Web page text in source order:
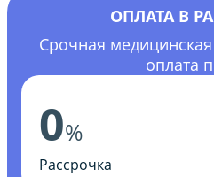
ОПЛАТА В
Срочная
оплата
0%
Рассрочка